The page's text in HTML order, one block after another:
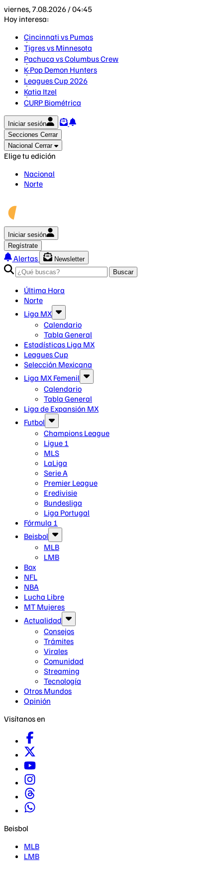
viernes, 7.08.2026 / 04:45
Hoy interesa:
Cincinnati vs Pumas
Tigres vs Minnesota
Pachuca vs Columbus Crew
K-Pop Demon Hunters
Leagues Cup 2026
Katia Itzel
CURP Biométrica
Iniciar sesión
Secciones Cerrar
Nacional Cerrar
Elige tu edición
Nacional
Norte
Iniciar sesión
Regístrate
Alertas
Newsletter
Buscar
Última Hora
Norte
Liga MX
Calendario
Tabla General
Estadísticas Liga MX
Leagues Cup
Selección Mexicana
Liga MX Femenil
Calendario
Tabla General
Liga de Expansión MX
Futbol
Champions League
Ligue 1
MLS
LaLiga
Serie A
Premier League
Eredivisie
Bundesliga
Liga Portugal
Fórmula 1
Beisbol
MLB
LMB
Box
NFL
NBA
Lucha Libre
MT Mujeres
Actualidad
Consejos
Trámites
Virales
Comunidad
Streaming
Tecnología
Otros Mundos
Opinión
Visítanos en
Beisbol
MLB
LMB